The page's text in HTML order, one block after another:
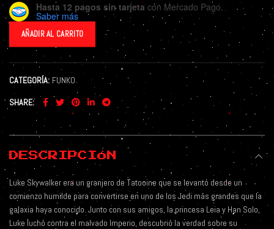
Hasta 12 pagos sin tarjetacon Mercado Pago.
Saber más
AÑADIR AL CARRITO
CATEGORÍA: FUNKO
SHARE
DESCRIPCIÓN
Luke Skywalker era un granjero de Tatooine que se levantó desde un
comienzo humilde para convertirse en uno de los Jedi más grandes que la
galaxia haya conocido. Junto con sus amigos, la princesa Leia y Han Solo,
Luke luchó contra el malvado Imperio, descubrió la verdad sobre su